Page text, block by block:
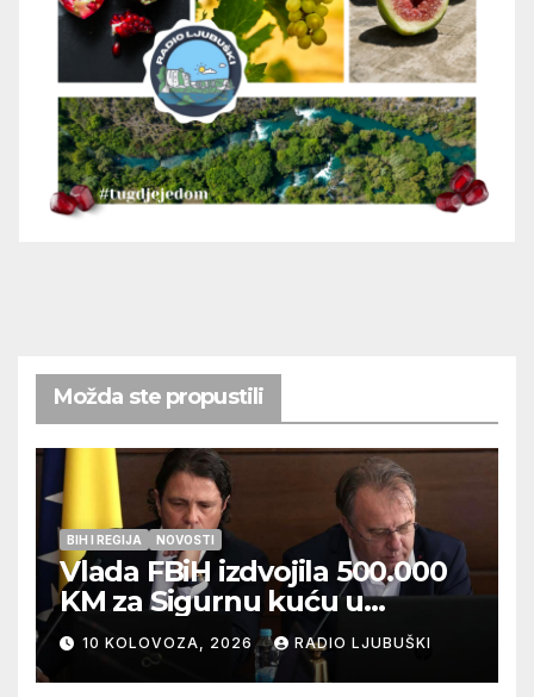
Možda ste propustili
BIH I REGIJA NOVOSTI
Vlada FBiH izdvojila 500.000
KM za Sigurnu kuću u
Ljubuškom
10 KOLOVOZA, 2026 RADIO LJUBUŠKI